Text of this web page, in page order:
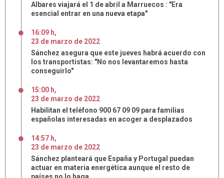
Albares viajará el 1 de abril a Marruecos : "Era
esencial entrar en una nueva etapa"
16:09 h,
23 de marzo de 2022
Sánchez asegura que este jueves habrá acuerdo con
los transportistas: "No nos levantaremos hasta
conseguirlo"
15:00 h,
23 de marzo de 2022
Habilitan el teléfono 900 67 09 09 para familias
españolas interesadas en acoger a desplazados
14:57 h,
23 de marzo de 2022
Sánchez planteará que España y Portugal puedan
actuar en materia energética aunque el resto de